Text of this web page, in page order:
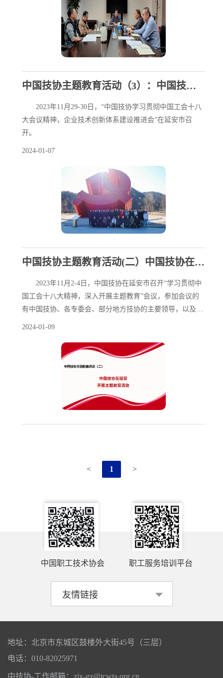
中国技协主题教育活动（3）：中国技协在延安开展主题教育活动
2023年11月29-30日，“中国技协学习贯彻中国工会十八
大会议精神，企业技术创新体系建设推进会”在延安市召
开。
2024-01-07
中国技协主题教育活动(二）中国技协在延安开展主题教育活动
2023年11月2-4日，中国技协在延安市召开“学习贯彻中
国工会十八大精神，深入开展主题教育”会议，参加会议的
有中国技协、各专委会、部分地方技协的主要领导，以及部
2024-01-09
< 1 >
中国职工技术协会 职工服务培训平台
地址：北京市东城区鼓楼外大街45号（三层）
电话：010-82025971
中技协-工作邮箱：zjx-gz@tcwta.org.cn